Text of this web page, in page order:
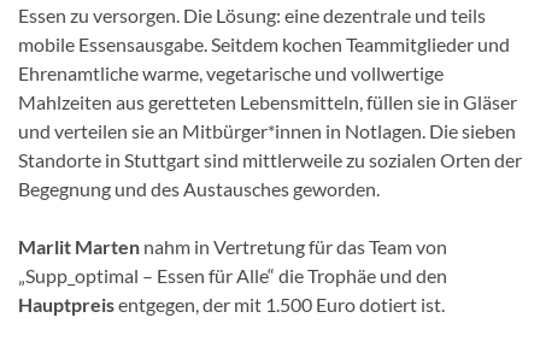
Essen zu versorgen. Die Lösung: eine dezentrale und teils
mobile Essensausgabe. Seitdem kochen Teammitglieder und
Ehrenamtliche warme, vegetarische und vollwertige
Mahlzeiten aus geretteten Lebensmitteln, füllen sie in Gläser
und verteilen sie an Mitbürger*innen in Notlagen. Die sieben
Standorte in Stuttgart sind mittlerweile zu sozialen Orten der
Begegnung und des Austausches geworden.
Marlit Marten nahm in Vertretung für das Team von
„Supp_optimal – Essen für Alle“ die Trophäe und den
Hauptpreisentgegen, der mit 1.500 Euro dotiert ist.